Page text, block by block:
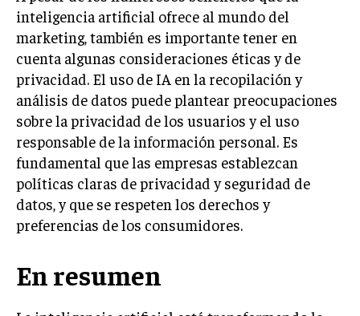
SUMINISTRO
LOGÍSTICA EMPRESARIAL
CALIDAD Y MEJORA CONTINUA
TALENTOS
RECURSOS HUMANOS Y GESTIÓN DEL
TALENTO
COMPENSACIÓN Y BENEFICIOS
RECLUTAMIENTO Y SELECCIÓN
DESARROLLO DE PERSONAL
inteligencia artificial ofrece al mundo del
marketing, también es importante tener en
cuenta algunas consideraciones éticas y de
privacidad. El uso de IA en la recopilación y
análisis de datos puede plantear preocupaciones
sobre la privacidad de los usuarios y el uso
responsable de la información personal. Es
fundamental que las empresas establezcan
políticas claras de privacidad y seguridad de
datos, y que se respeten los derechos y
preferencias de los consumidores.
En resumen